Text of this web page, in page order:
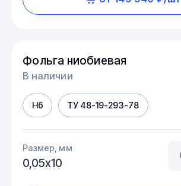
Фольга ниобиевая
В наличии
Нб ТУ 48-19-293-78
Размер, мм
0,05х10